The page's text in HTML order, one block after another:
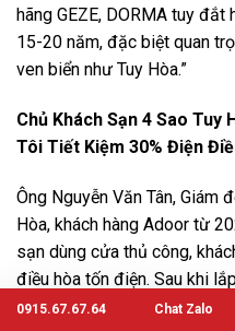
hãng GEZE, DORMA tuy
15-20 năm, đặc biệt quan
ven biển như Tuy Hòa.”
Chủ Khách Sạn 4 Sao Tuy
Tôi Tiết Kiệm 30% Điện
Ông Nguyễn Văn Tân, Giám
Hòa, khách hàng Adoor từ
sạn dùng cửa thủ công,
điều hòa tốn điện. Sau khi
đóng nhanh sau 3 giây, tiết
0915.67.67.64 Chat Zalo